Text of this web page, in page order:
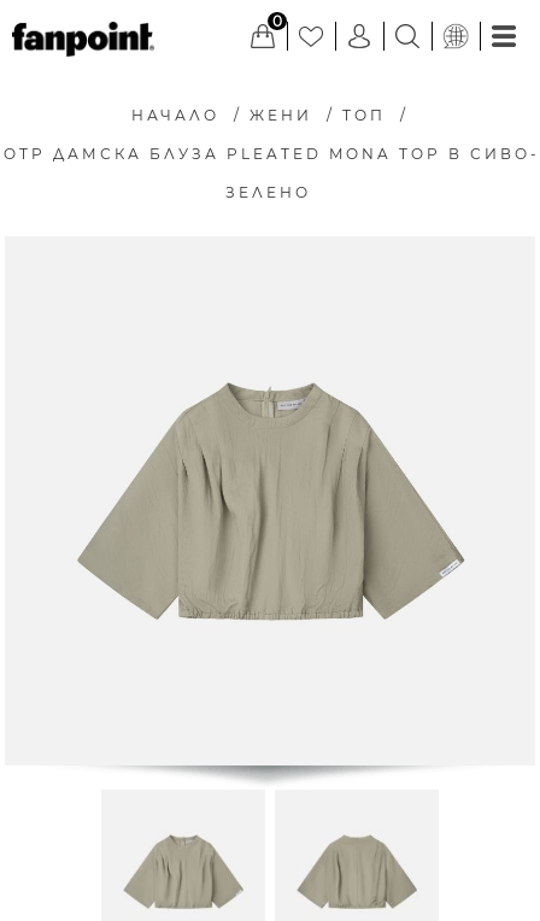
0
НАЧАЛО / ЖЕНИ / ТОП /
OTP ДАМСКА БЛУЗА PLEATED MONA TOP В СИВО-
ЗЕЛЕНО